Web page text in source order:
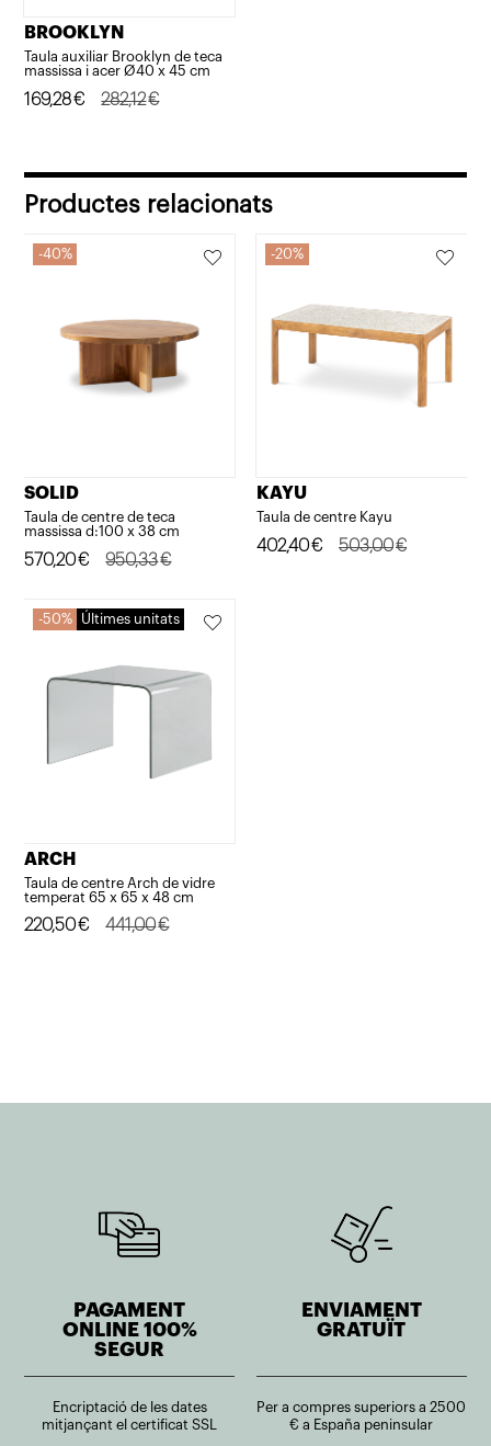
BROOKLYN
Taula auxiliar Brooklyn de teca
massissa i acer Ø40 x 45 cm
282,12€
El
282,12€.
169,28€
El
169,28€.
Productes relacionats
40%
SOLID
Taula de centre de teca
massissa d:100 x 38 cm
950,33€
El
original
950,33€.
570,20€
El
actual
570,20€.
20%
KAYU
Taula de centre Kayu
503,00€
El
402,40€
El
50% Últimes unitats
ARCH
Taula de centre Arch de vidre
temperat 65 x 65 x 48 cm
441,00€
El
220,50€
El
PAGAMENT
ONLINE 100%
SEGUR
Encriptació de les dates
mitjançant el certificat SSL
ENVIAMENT
GRATUÏT
Per a compres superiors a 2500
€ a España peninsular